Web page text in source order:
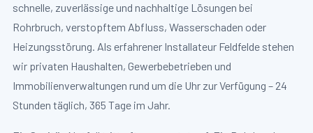
schnelle, zuverlässige und nachhaltige Lösungen bei
Rohrbruch, verstopftem Abfluss, Wasserschaden oder
Heizungsstörung. Als erfahrener Installateur Feldfelde stehen
wir privaten Haushalten, Gewerbebetrieben und
Immobilienverwaltungen rund um die Uhr zur Verfügung – 24
Stunden täglich, 365 Tage im Jahr.